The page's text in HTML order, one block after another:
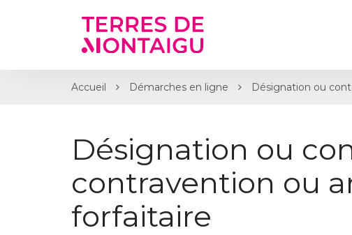
Accueil Démarches en ligne Désignation ou
Désignation ou
contravention ou
forfaitaire